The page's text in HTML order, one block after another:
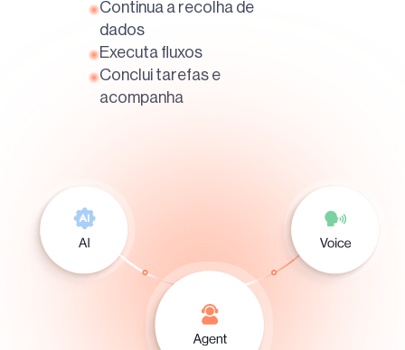
Continua a recolha de
dados
Executa fluxos
Conclui tarefas e
acompanha